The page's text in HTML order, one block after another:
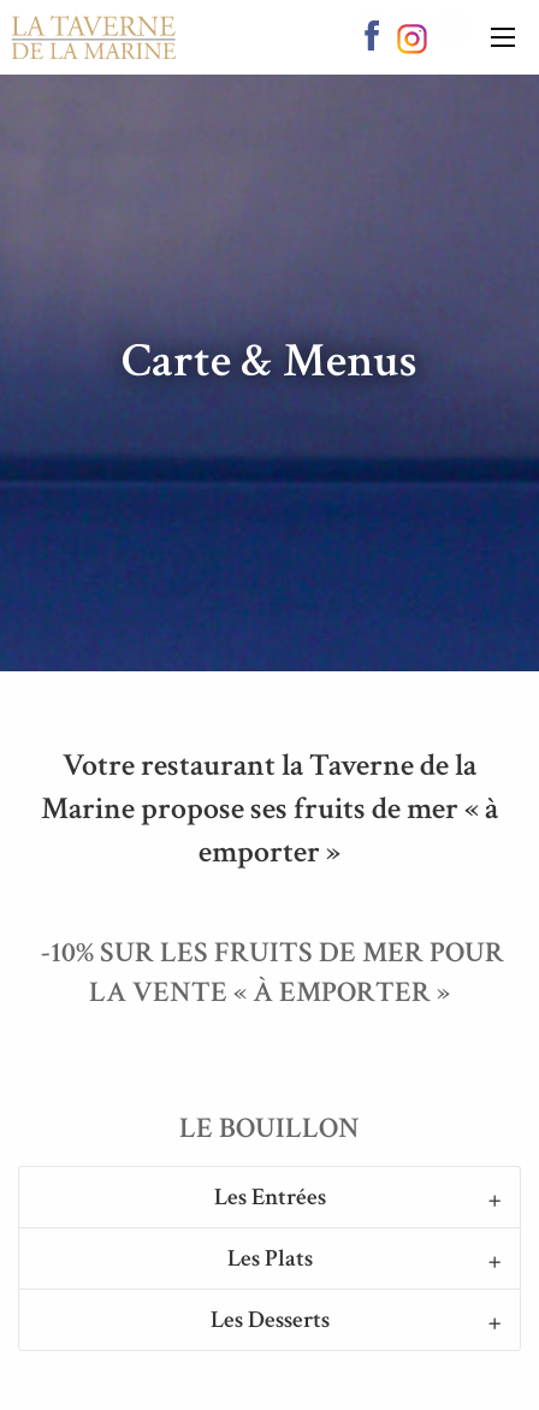
Carte & Menus
Votre restaurant la Taverne de la
Marine propose ses fruits de mer « à
emporter »
-10% SUR LES FRUITS DE MER POUR
LA VENTE « À EMPORTER »
LE BOUILLON
Les Entrées
Les Plats
Les Desserts
Panneau de gestion des cookies